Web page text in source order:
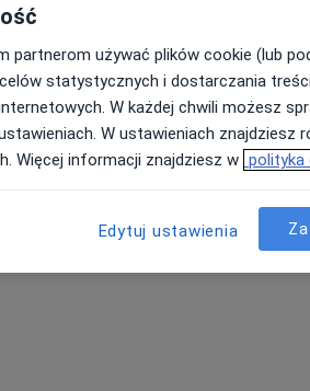
Jutro
7 Sie
Sob,
8 Sie
Ndz,
9 Sie
Umawianie online nie jest dostępne
partnerom używać plików cookie (lub
statystycznych i dostarczania
W każdej chwili możesz
W ustawieniach znajdziesz
Więcej informacji znajdziesz w polityka
Edytuj ustawienia